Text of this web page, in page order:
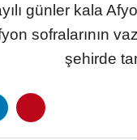
günler kala
sofralarının
şehirde